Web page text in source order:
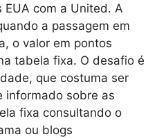
EUA com a United. A
a passagem em
o valor em pontos
tabela fixa. O desafio é
que costuma ser
informado sobre as
fixa consultando o
ou blogs